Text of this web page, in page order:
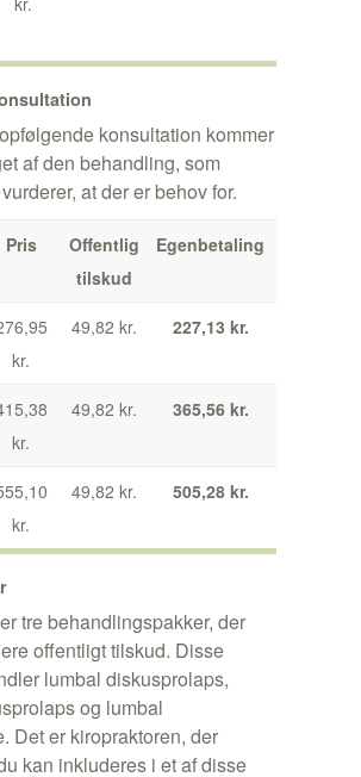
konsultation kommer
af den behandling, som
at der er behov for.
Pris
Offentlig
tilskud
Egenbetaling
kr.
49,82 kr. 227,13 kr.
kr.
49,82 kr. 365,56 kr.
kr.
49,82 kr. 505,28 kr.
tre behandlingspakker, der
offentligt tilskud. Disse
lumbal diskusprolaps,
og lumbal
Det er kiropraktoren, der
kan inkluderes i et af disse